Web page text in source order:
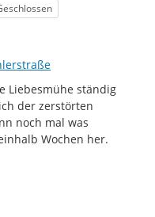
Liebesmühe ständig
der zerstörten
noch mal was
Wochen her.